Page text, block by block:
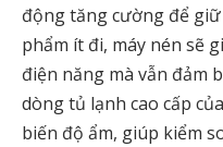
động tăng cường để
phẩm ít đi, máy nén sẽ
điện năng mà vẫn đảm
dòng tủ lạnh cao cấp
biến độ ẩm, giúp kiểm